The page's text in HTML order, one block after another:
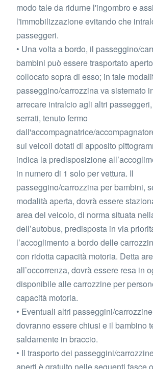
modo tale da ridurne l'ingombro e
l'immobilizzazione evitando che
passeggeri.
• Una volta a bordo, il passeggino/
bambini può essere trasportato
collocato sopra di esso; in tale
passeggino/carrozzina va sistemato
arrecare intralcio agli altri
serrati, tenuto fermo
dall'accompagnatrice/
sui veicoli dotati di apposito
indica la predisposizione
in numero di 1 solo per vettura. Il
passeggino/carrozzina per bambini,
modalità aperta, dovrà essere
area del veicolo, di norma situata
dell’autobus, predisposta in via
l’accoglimento a bordo delle
con ridotta capacità motoria. Detta
all’occorrenza, dovrà essere resa in
disponibile alle carrozzine per
capacità motoria.
• Eventuali altri passeggini/
dovranno essere chiusi e il bambino
saldamente in braccio.
• Il trasporto dei passeggini/